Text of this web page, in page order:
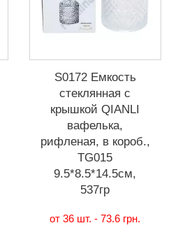
S0172 Емкость
стеклянная с
крышкой QIANLI
вафелька,
рифленая, в короб.,
TG015
9.5*8.5*14.5см,
537гр
от 36 шт. -73.6 грн.